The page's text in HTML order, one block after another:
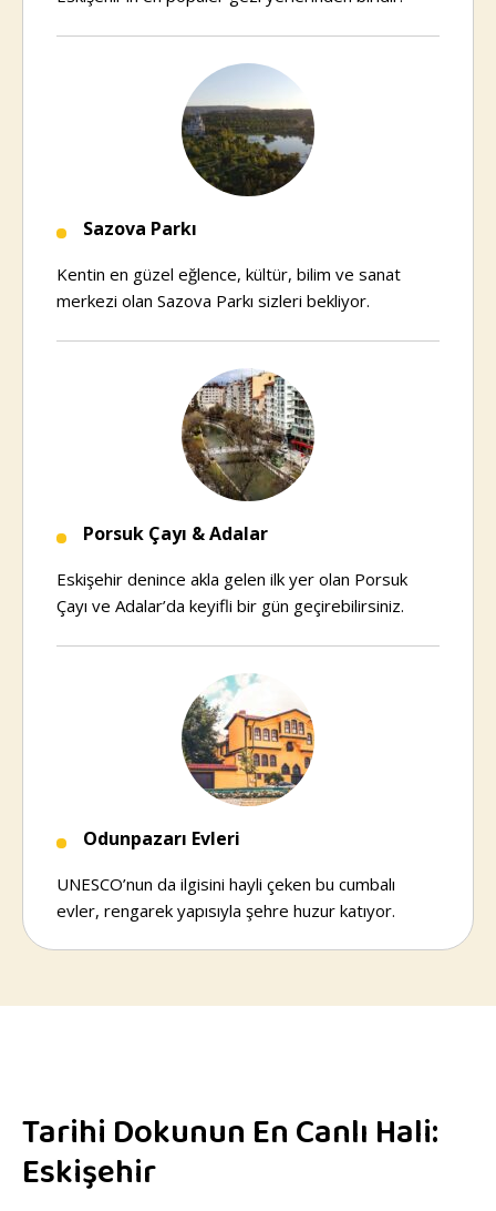
Sazova Parkı
Kentin en güzel eğlence, kültür, bilim ve sanat
merkezi olan Sazova Parkı sizleri bekliyor.
Porsuk Çayı & Adalar
Eskişehir denince akla gelen ilk yer olan Porsuk
Çayı ve Adalar’da keyifli bir gün geçirebilirsiniz.
Odunpazarı Evleri
UNESCO’nun da ilgisini hayli çeken bu cumbalı
evler, rengarek yapısıyla şehre huzur katıyor.
Tarihi Dokunun En Canlı Hali:
Eskişehir